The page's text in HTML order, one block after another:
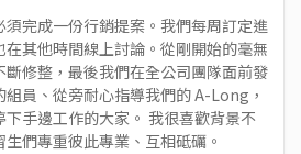
完成一份行銷提案。我們每周訂定進
其他時間線上討論。從剛開始的毫無
修整，最後我們在全公司團隊面前發
員、從旁耐心指導我們的 A-Long，
手邊工作的大家。 我很喜歡背景不
們專重彼此專業、互相砥礪。